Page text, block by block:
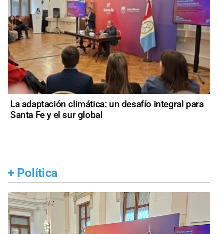
La adaptación climática: un desafío integral para
Santa Fe y el sur global
+ Política